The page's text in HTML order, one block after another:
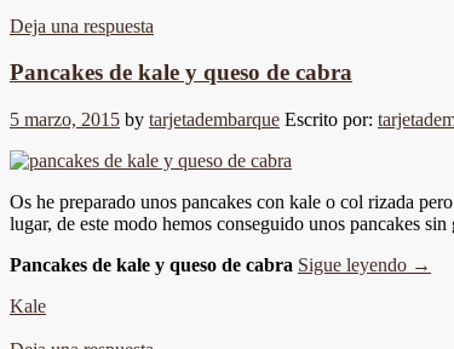
Deja una respuesta
Pancakes de kale y queso de cabra
5 marzo, 2015 by tarjetadembarque Escrito por:
Os he preparado unos pancakes con kale o col rizada
lugar, de este modo hemos conseguido unos pancakes sin
Pancakes de kale y queso de cabra Sigue leyendo →
Kale